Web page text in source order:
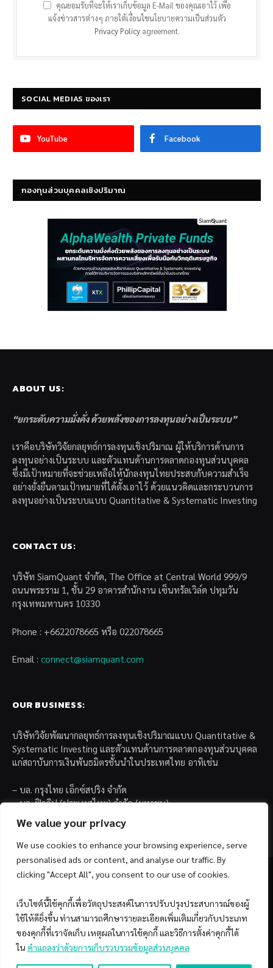
We value your privacy
We use cookies to enhance your browsing experience, serve
personalised ads or content, and analyse our traffic. By
clicking "Accept All", you consent to our use of cookies.
เว็บไซต์นี้ใช้คุกกี้เพื่อวัตถุประสงค์ในการปรับปรุงประสบการณ์ของผู้
ใช้ให้ดียิ่งขึ้น ท่านสามารถศึกษารายละเอียดเพิ่มเติมเกี่ยวกับประเภท
ของคุกกี้ที่เราจัดเก็บ เหตุผลในการใช้คุกกี้ และวิธีการตั้งค่าคุกกี้ได้
ใน คำแถลงว่าด้วยการเก็บรวบรวมข้อมูลส่วนบุคคล
คุณยอมรับที่จะให้เราเก็บข้อมูล E-Mail ของคุณเอาไว้ เพื่อ
แจ้งข่าวสารต่างๆ ภายใต้เงื่อนไขนโยบายความเป็นส่วนตัว
Privacy Policyagreement.
SOCIAL MEDIAS ของเรา
YouTube Facebook
กองทุนส่วนบุคคลเชิงปริมาณ
ABOUT US:
“ยกระดับความมั่งคั่ง ด้วยพลังของการลงทุนอย่างเป็นระบบ”
เราคือบริษัทวิจัยกลยุทธ์การลงทุนเชิงปริมาณ ผู้ให้บริการด้านการ
ลงทุนอย่างเป็นระบบ และตัวแทนด้านการตลาดกองทุนส่วนบุคคล
ซึ่งมีเป้าหมายที่จะช่วยเหลือให้นักลงทุนไทยประสบกับความสำเร็จ
อย่างยั่งยืนตามเป้าหมายที่ได้ตั้งเอาไว้ ด้วยแนวคิดและกระบวนการ
ลงทุนอย่างเป็นระบบแบบ Quantitative & Systematic Investing
CONTACT US:
บริษัท SiamQuant จำกัด, The Office at Central World 999/9
ถนนพระราม 1, ชั้น 29 อาคารสำนักงาน เซ็นทรัลเวิล์ด ปทุมวัน
กรุงเทพมหานคร 10330
Phone : +6622078665 หรือ 022078665
Email : connect@siamquant.com
OUR BUSINESS:
บริษัทวิจัยพัฒนากลยุทธ์การลงทุนเชิงปริมาณแบบ Quantitative &
Systematic Investing และตัวแทนด้านการตลาดกองทุนส่วนบุคคล
แก่สถาบันการเงินพันธมิตรชั้นนำในประเทศไทย อาทิเช่น
– บล. กรุงไทย เอ็กซ์สปริง จำกัด
– บล. ฟิลลิป (ประเทศไทย) จำกัด (มหาชน)
FacebookYouTube
© 2026 Copyright by SiamQuant.